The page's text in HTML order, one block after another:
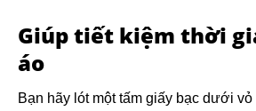
Giúp tiết kiệm thời
áo
Bạn hãy lót một tấm giấy bạc dưới